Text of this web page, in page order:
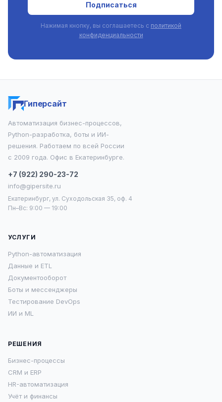
Подписаться
Нажимая кнопку, вы соглашаетесь с политикой
конфиденциальности
Гиперсайт
Автоматизация бизнес-процессов,
Python-разработка, боты и ИИ-
решения. Работаем по всей России
с 2009 года. Офис в Екатеринбурге.
+7 (922) 290-23-72
info@gipersite.ru
Екатеринбург, ул. Суходольская 35, оф. 4
Пн–Вс: 9:00 — 19:00
УСЛУГИ
Python-автоматизация
Данные и ETL
Документооборот
Боты и мессенджеры
Тестирование DevOps
ИИ и ML
РЕШЕНИЯ
Бизнес-процессы
CRM и ERP
HR-автоматизация
Учёт и финансы